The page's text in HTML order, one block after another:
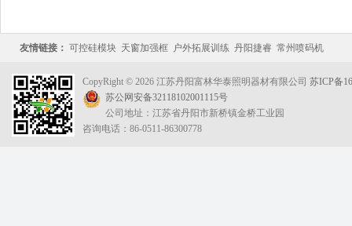
友情链接： 可控硅模块 天窗加强框 户外拓展训练 丹阳捷睿 常州喷码机
CopyRight © 2026 江苏丹阳富林华泰照明器材有限公司 苏ICP备
苏公网安备32118102001115号
公司地址：江苏省丹阳市新桥镇金桥工业园
咨询电话：86-0511-86300778